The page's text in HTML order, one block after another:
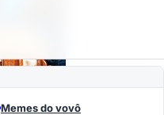
Memes do vovô